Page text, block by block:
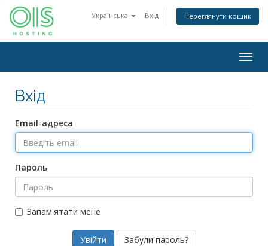
Українська Вхід Переглянути кошик
Вхід
Email-адреса
Пароль
Запам'ятати мене
Забули пароль?